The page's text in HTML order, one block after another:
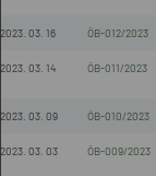
2023. 03. 16 ÖB-012/2023
2023. 03. 14 ÖB-011/2023
2023. 03. 09 ÖB-010/2023
2023. 03. 03 ÖB-009/2023